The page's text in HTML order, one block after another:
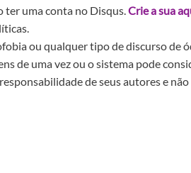
ter uma conta no Disqus.Crie a sua
ou qualquer tipo de discurso de
de uma vez ou o sistema pode
de seus autores e